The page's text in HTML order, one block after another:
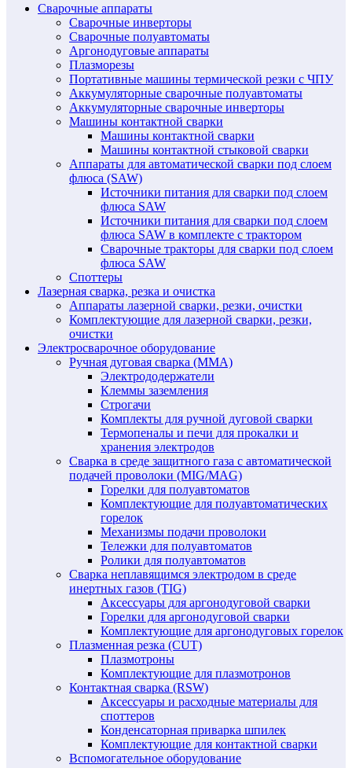
Сварочные аппараты
Сварочные инверторы
Сварочные полуавтоматы
Аргонодуговые аппараты
Плазморезы
Портативные машины термической резки с ЧПУ
Аккумуляторные сварочные полуавтоматы
Аккумуляторные сварочные инверторы
Машины контактной сварки
Машины контактной сварки
Машины контактной стыковой сварки
Аппараты для автоматической сварки под слоем
флюса (SAW)
Источники питания для сварки под слоем
флюса SAW
Источники питания для сварки под слоем
флюса SAW в комплекте с трактором
Сварочные тракторы для сварки под слоем
флюса SAW
Споттеры
Лазерная сварка, резка и очистка
Аппараты лазерной сварки, резки, очистки
Комплектующие для лазерной сварки, резки,
очистки
Электросварочное оборудование
Ручная дуговая сварка (MMA)
Электрододержатели
Клеммы заземления
Строгачи
Комплекты для ручной дуговой сварки
Термопеналы и печи для прокалки и
хранения электродов
Сварка в среде защитного газа с автоматической
подачей проволоки (MIG/MAG)
Горелки для полуавтоматов
Комплектующие для полуавтоматических
горелок
Механизмы подачи проволоки
Тележки для полуавтоматов
Ролики для полуавтоматов
Сварка неплавящимся электродом в среде
инертных газов (TIG)
Аксессуары для аргонодуговой сварки
Горелки для аргонодуговой сварки
Комплектующие для аргонодуговых горелок
Плазменная резка (CUT)
Плазмотроны
Комплектующие для плазмотронов
Контактная сварка (RSW)
Аксессуары и расходные материалы для
споттеров
Конденсаторная приварка шпилек
Комплектующие для контактной сварки
Вспомогательное оборудование